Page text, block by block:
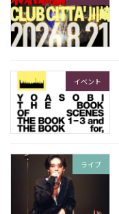
イベント
ライブ